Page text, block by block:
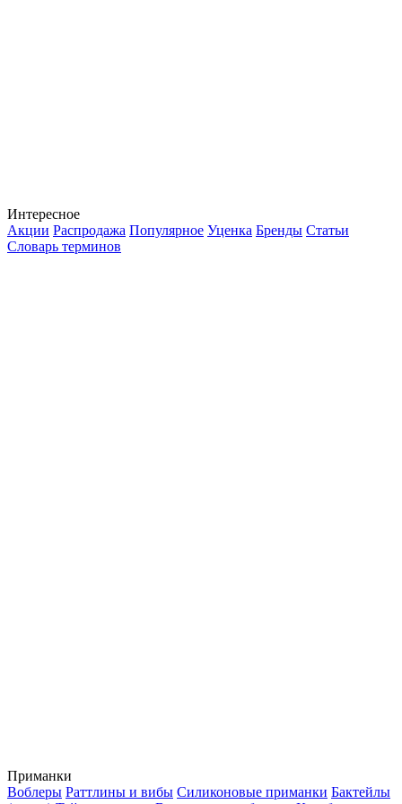
Интересное
Акции Распродажа Популярное Уценка Бренды Статьи
Словарь терминов
Приманки
Воблеры Раттлины и вибы Силиконовые приманки Бактейлы